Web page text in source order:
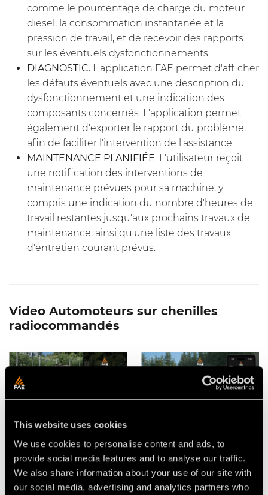
This website uses cookies
We use cookies to personalise content and ads, to
provide social media features and to analyse our traffic.
We also share information about your use of our site with
our social media, advertising and analytics partners who
comme le pourcentage de charge du moteur
diesel, la consommation instantanée et la
pression de travail, et de recevoir des rapports
sur les éventuels dysfonctionnements.
DIAGNOSTIC. L'application FAE permet d'afficher
les défauts éventuels avec une description du
dysfonctionnement et une indication des
composants concernés. L'application permet
également d'exporter le rapport du problème,
afin de faciliter l'intervention de l'assistance.
MAINTENANCE PLANIFIÉE. L'utilisateur reçoit
une notification des interventions de
maintenance prévues pour sa machine, y
compris une indication du nombre d'heures de
travail restantes jusqu'aux prochains travaux de
maintenance, ainsi qu'une liste des travaux
d'entretien courant prévus.
Video Automoteurs sur chenilles
radiocommandés
MOBILES FAE PMM/RCU75
POUR AUTOMOTEUR SUR
CHENILLES RADIOCOMMANDÉ
FAE RCU75
AUTOMOTEURS SUR
CHENILLES
RADIOCOMMANDÉS RCU